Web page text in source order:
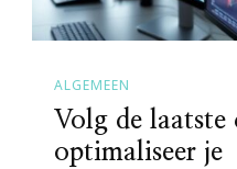
ALGEMEEN
Volg de laatste
optimaliseer je